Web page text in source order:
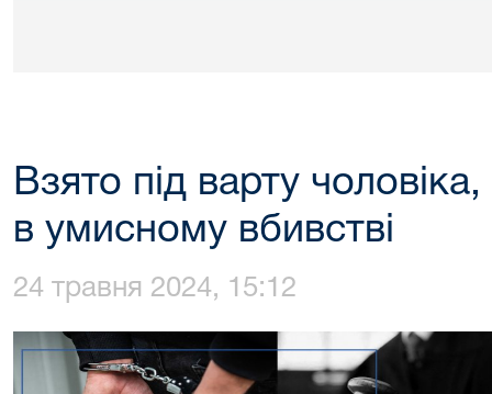
Взято під варту
в умисному вбивстві
24 травня 2024, 15:12